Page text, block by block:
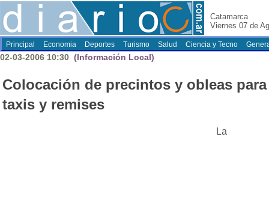
Catamarca
Viernes 07 de
Principal Economia Deportes Turismo Salud Ciencia y Tecno
02-03-2006 10:30 (Información Local)
Colocación de precintos y obleas para
taxis y remises
La